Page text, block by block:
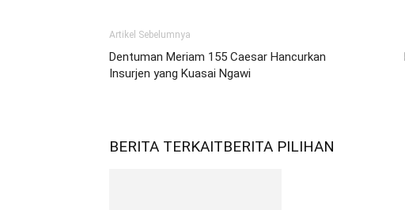
Artikel Sebelumnya
Dentuman Meriam 155 Caesar Hancurkan
Insurjen yang Kuasai Ngawi
BERITA TERKAITBERITA PILIHAN